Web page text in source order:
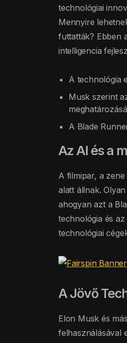
technológiai
Mennyire
futtatták? Ebben
intelligencia
A technológia
Musk szerint
A Blade
Az AI és a
A filmipar, a
alatt állnak.
ahogyan azt a
technológia és
technológiai
A Jövő
Elon Musk és
felhasználásával